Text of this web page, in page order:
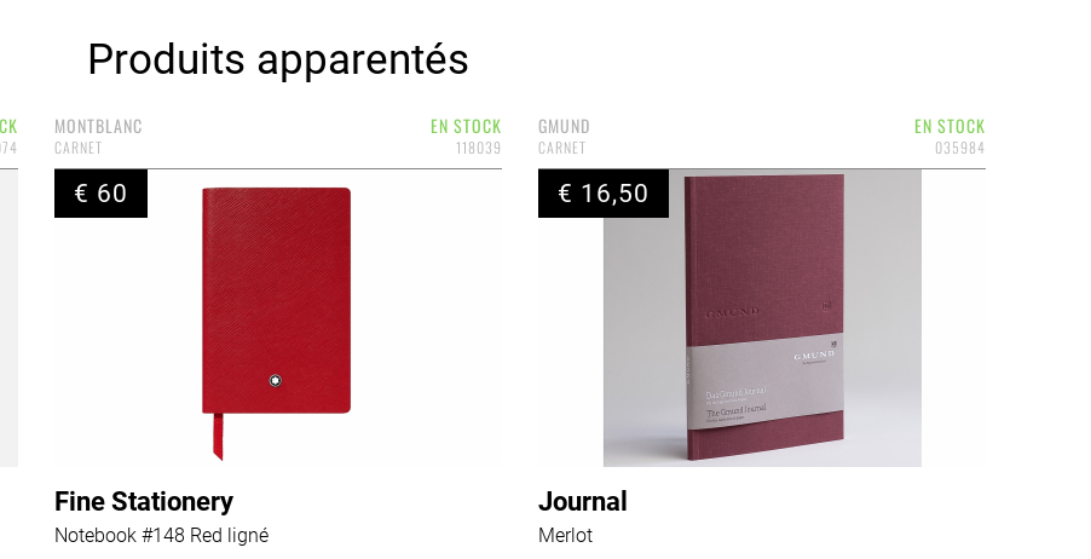
Produits apparentés
EN STOCK
MONTBLANC
118039
CARNET
€ 60
Fine Stationery
Notebook #148 Red ligné
EN STOCK
GMUND
035984
CARNET
€ 16,50
Journal
Merlot